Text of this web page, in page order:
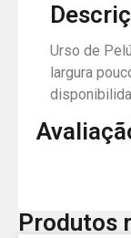
Urso de
largura
Produtos